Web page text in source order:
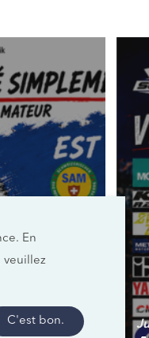
le
le
En
veuillez
C'est bon.